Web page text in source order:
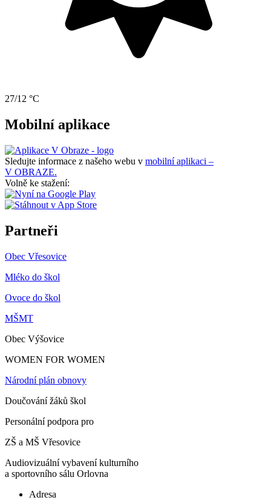
27/12 °C
Mobilní aplikace
Sledujte informace z našeho webu v mobilní aplikaci –
V OBRAZE.
Volně ke stažení:
Partneři
Obec Vřesovice
Mléko do škol
Ovoce do škol
MŠMT
Obec Výšovice
WOMEN FOR WOMEN
Národní plán obnovy
Doučování žáků škol
Personální podpora pro
ZŠ a MŠ Vřesovice
Audiovizuální vybavení kulturního
a sportovního sálu Orlovna
Adresa